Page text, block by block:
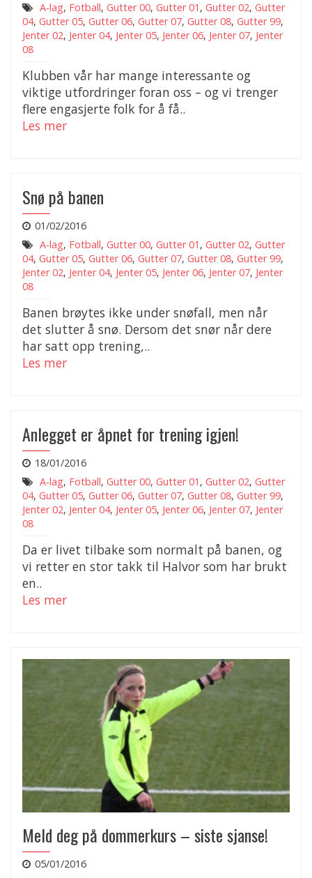
A-lag, Fotball, Gutter 00, Gutter 01 , Gutter 02, Gutter
04, Gutter 05, Gutter 06, Gutter 07, Gutter 08, Gutter 99,
Jenter 02, Jenter 04, Jenter 05, Jenter 06, Jenter 07, Jenter
08
Klubben vår har mange interessante og
viktige utfordringer foran oss – og vi trenger
flere engasjerte folk for å få..
Les mer
Snø på banen
01/02/2016
A-lag, Fotball, Gutter 00, Gutter 01 , Gutter 02, Gutter
04, Gutter 05, Gutter 06, Gutter 07, Gutter 08, Gutter 99,
Jenter 02, Jenter 04, Jenter 05, Jenter 06, Jenter 07, Jenter
08
Banen brøytes ikke under snøfall, men når
det slutter å snø. Dersom det snør når dere
har satt opp trening,..
Les mer
Anlegget er åpnet for trening igjen!
18/01/2016
A-lag, Fotball, Gutter 00, Gutter 01 , Gutter 02, Gutter
04, Gutter 05, Gutter 06, Gutter 07, Gutter 08, Gutter 99,
Jenter 02, Jenter 04, Jenter 05, Jenter 06, Jenter 07, Jenter
08
Da er livet tilbake som normalt på banen, og
vi retter en stor takk til Halvor som har brukt
en..
Les mer
Meld deg på dommerkurs – siste sjanse!
05/01/2016